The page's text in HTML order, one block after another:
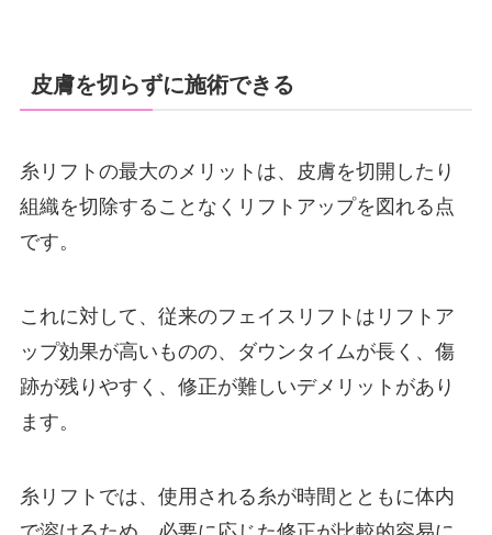
皮膚を切らずに施術できる
糸リフトの最大のメリットは、皮膚を切開したり
組織を切除することなくリフトアップを図れる点
です。
これに対して、従来のフェイスリフトはリフトア
ップ効果が高いものの、ダウンタイムが長く、傷
跡が残りやすく、修正が難しいデメリットがあり
ます。
糸リフトでは、使用される糸が時間とともに体内